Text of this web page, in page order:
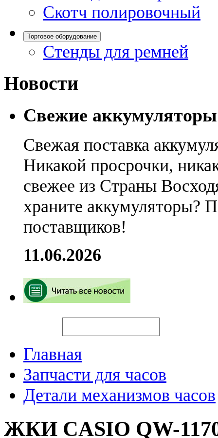
Скотч полировочный
Торговое оборудование
Стенды для ремней
Новости
Свежие
Свежая поставка
Никакой просрочки,
свежее из Страны
храните аккумуляторы?
поставщиков!
11.06.2026
Главная
Запчасти для часов
Детали механизмов часов
ЖКИ CASIO QW-